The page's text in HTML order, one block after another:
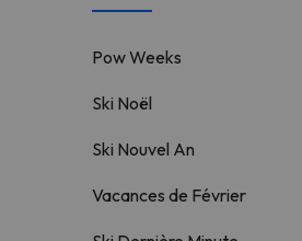
Pow Weeks
Ski Noël
Ski Nouvel An
Vacances de Février